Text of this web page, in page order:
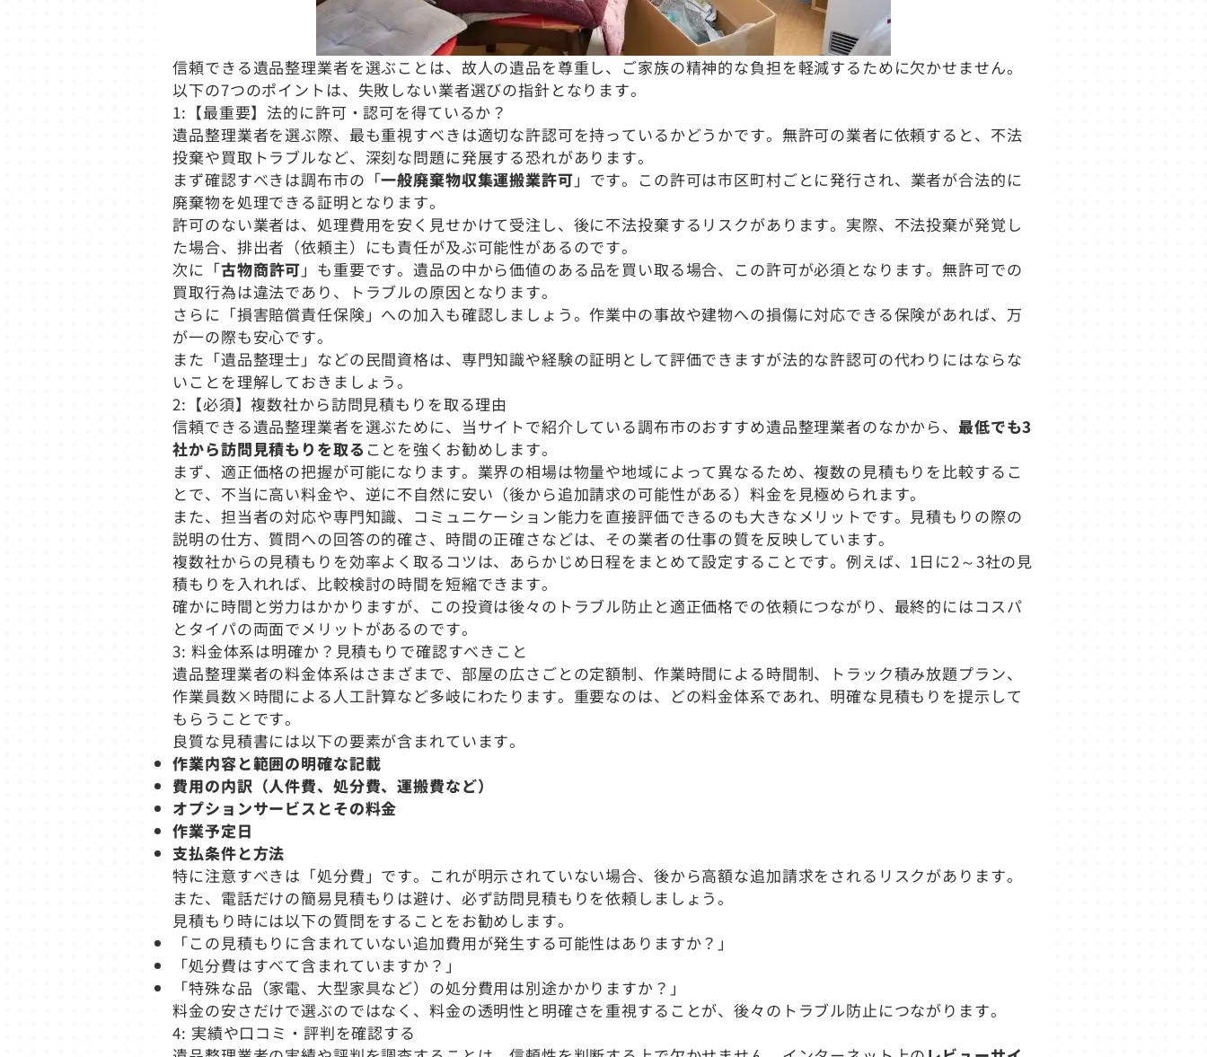
信頼できる遺品整理業者を選ぶことは、故人の遺品を尊重し、ご家族の精神的な負担を軽減するために欠かせません。
以下の7つのポイントは、失敗しない業者選びの指針となります。
1:【最重要】法的に許可・認可を得ているか？
遺品整理業者を選ぶ際、最も重視すべきは適切な許認可を持っているかどうかです。無許可の業者に依頼すると、不法
投棄や買取トラブルなど、深刻な問題に発展する恐れがあります。
まず確認すべきは調布市の「一般廃棄物収集運搬業許可 」です。この許可は市区町村ごとに発行され、業者が合法的に
廃棄物を処理できる証明となります。
許可のない業者は、処理費用を安く見せかけて受注し、後に不法投棄するリスクがあります。実際、不法投棄が発覚し
た場合、排出者（依頼主）にも責任が及ぶ可能性があるのです。
次に「古物商許可 」も重要です。遺品の中から価値のある品を買い取る場合、この許可が必須となります。無許可での
買取行為は違法であり、トラブルの原因となります。
さらに「損害賠償責任保険」への加入も確認しましょう。作業中の事故や建物への損傷に対応できる保険があれば、万
が一の際も安心です。
また「遺品整理士」などの民間資格は、専門知識や経験の証明として評価できますが法的な許認可の代わりにはならな
いことを理解しておきましょう。
2:【必須】複数社から訪問見積もりを取る理由
信頼できる遺品整理業者を選ぶために、当サイトで紹介している調布市のおすすめ遺品整理業者のなかから、最低でも3
社から訪問見積もりを取る ことを強くお勧めします。
まず、適正価格の把握が可能になります。業界の相場は物量や地域によって異なるため、複数の見積もりを比較するこ
とで、不当に高い料金や、逆に不自然に安い（後から追加請求の可能性がある）料金を見極められます。
また、担当者の対応や専門知識、コミュニケーション能力を直接評価できるのも大きなメリットです。見積もりの際の
説明の仕方、質問への回答の的確さ、時間の正確さなどは、その業者の仕事の質を反映しています。
複数社からの見積もりを効率よく取るコツは、あらかじめ日程をまとめて設定することです。例えば、1日に2～3社の見
積もりを入れれば、比較検討の時間を短縮できます。
確かに時間と労力はかかりますが、この投資は後々のトラブル防止と適正価格での依頼につながり、最終的にはコスパ
とタイパの両面でメリットがあるのです。
3: 料金体系は明確か？見積もりで確認すべきこと
遺品整理業者の料金体系はさまざまで、部屋の広さごとの定額制、作業時間による時間制、トラック積み放題プラン、
作業員数×時間による人工計算など多岐にわたります。重要なのは、どの料金体系であれ、明確な見積もりを提示して
もらうことです。
良質な見積書には以下の要素が含まれています。
作業内容と範囲の明確な記載
費用の内訳（人件費、処分費、運搬費など）
オプションサービスとその料金
作業予定日
支払条件と方法
特に注意すべきは「処分費」です。これが明示されていない場合、後から高額な追加請求をされるリスクがあります。
また、電話だけの簡易見積もりは避け、必ず訪問見積もりを依頼しましょう。
見積もり時には以下の質問をすることをお勧めします。
「この見積もりに含まれていない追加費用が発生する可能性はありますか？」
「処分費はすべて含まれていますか？」
「特殊な品（家電、大型家具など）の処分費用は別途かかりますか？」
料金の安さだけで選ぶのではなく、料金の透明性と明確さを重視することが、後々のトラブル防止につながります。
4: 実績や口コミ・評判を確認する